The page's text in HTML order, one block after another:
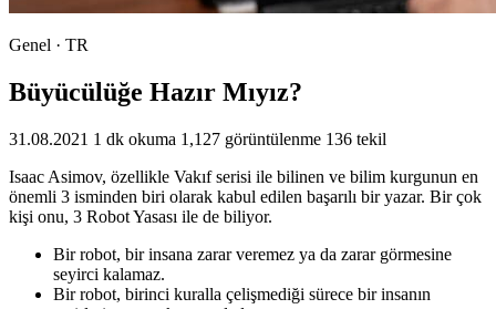
Genel · TR
Büyücülüğe Hazır Mıyız?
31.08.2021 1 dk okuma 1,127 görüntülenme 136 tekil
Isaac Asimov, özellikle Vakıf serisi ile bilinen ve bilim kurgunun en
önemli 3 isminden biri olarak kabul edilen başarılı bir yazar. Bir çok
kişi onu, 3 Robot Yasası ile de biliyor.
Bir robot, bir insana zarar veremez ya da zarar görmesine
seyirci kalamaz.
Bir robot, birinci kuralla çelişmediği sürece bir insanın